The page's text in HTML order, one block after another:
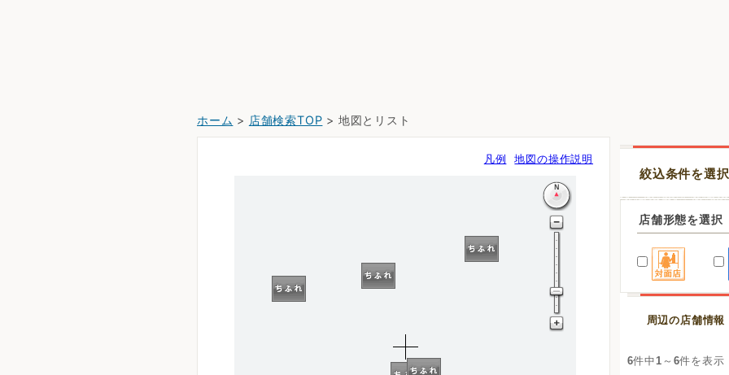
ホーム > 店舗検索TOP > 地図とリスト
凡例 地図の操作説明
絞込条件を選
店舗形態を選択
周辺の店舗情報
6件中 1 ～ 6件を表示